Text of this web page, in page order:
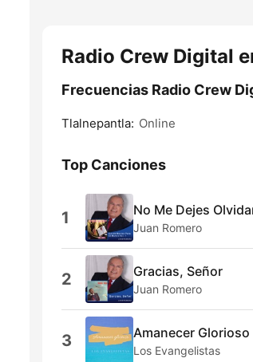
Radio Crew Digital
Frecuencias Radio Crew
Tlalnepantla: Online
Top Canciones
1 No Me Dejes
Juan Romero
2 Gracias, Señor
Juan Romero
3 Amanecer Glorioso
Los Evangelistas